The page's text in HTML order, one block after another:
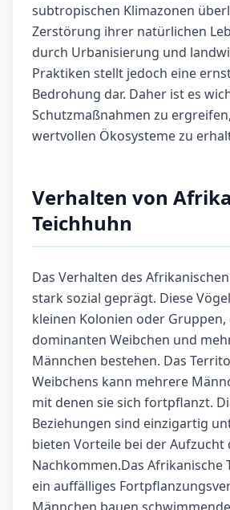
subtropischen Klimazonen
Zerstörung ihrer natürlichen
durch Urbanisierung und
Praktiken stellt jedoch eine
Bedrohung dar. Daher ist es
Schutzmaßnahmen zu
wertvollen Ökosysteme zu
Verhalten von
Teichhuhn
Das Verhalten des
stark sozial geprägt. Diese
kleinen Kolonien oder Gruppen,
dominanten Weibchen und
Männchen bestehen. Das
Weibchens kann mehrere
mit denen sie sich fortpflanzt.
Beziehungen sind einzigartig
bieten Vorteile bei der Aufzucht
Nachkommen.Das Afrikanische
ein auffälliges